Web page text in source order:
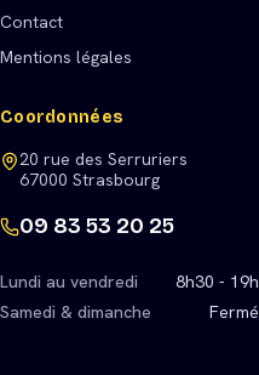
Contact
Mentions légales
Coordonnées
20 rue des Serruriers
67000 Strasbourg
09 83 53 20 25
Lundi au vendredi
8h30 - 19h
Samedi & dimanche
Fermé